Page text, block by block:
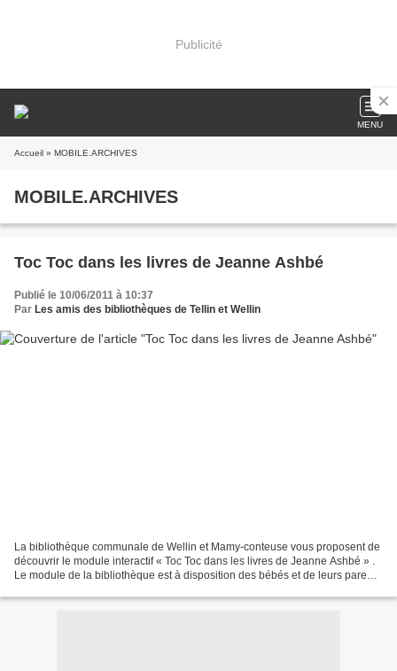
Publicité
MENU
Accueil » MOBILE.ARCHIVES
MOBILE.ARCHIVES
Toc Toc dans les livres de Jeanne Ashbé
Publié le 10/06/2011 à 10:37
Par Les amis des bibliothèques de Tellin et Wellin
La bibliothèque communale de Wellin et Mamy-conteuse vous proposent de
découvrir le module interactif « Toc Toc dans les livres de Jeanne Ashbé » .
Le module de la bibliothèque est à disposition des bébés et de leurs parents